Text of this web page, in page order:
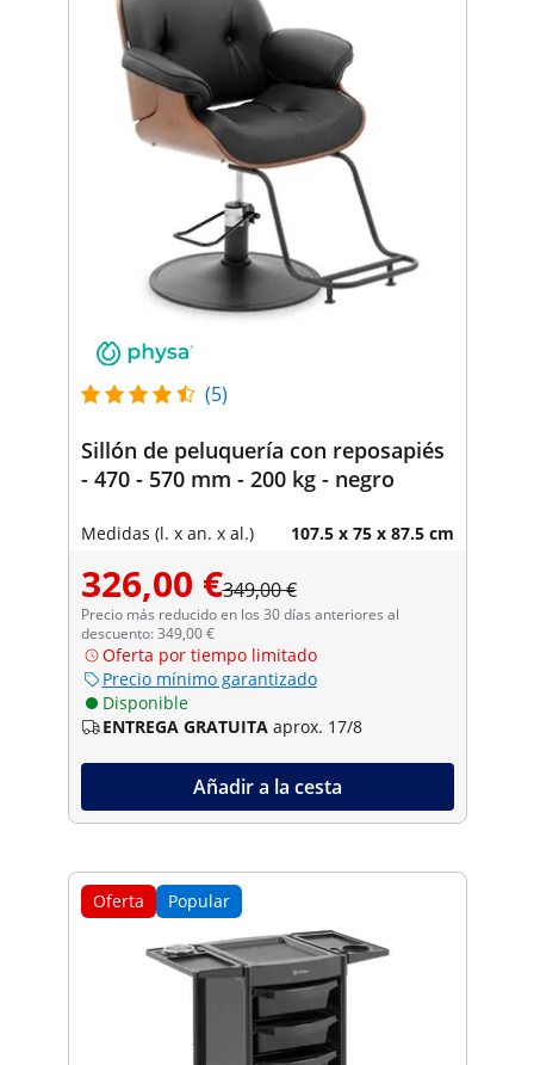
(5)
Sillón de peluquería con reposapiés
- 470 - 570 mm - 200 kg - negro
Medidas (l. x an. x al.) 107.5 x 75 x 87.5 cm
326,00 €349,00 €
Precio más reducido en los 30 días anteriores al
descuento: 349,00 €
Oferta por tiempo limitado
Precio mínimo garantizado
Disponible
ENTREGA GRATUITA aprox. 17/8
Añadir a la cesta
Oferta Popular